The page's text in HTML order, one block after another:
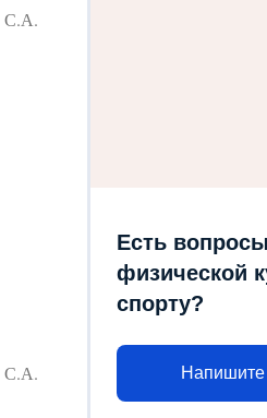
С.А.
С.А.
Есть
физической
спорту?
Напишите